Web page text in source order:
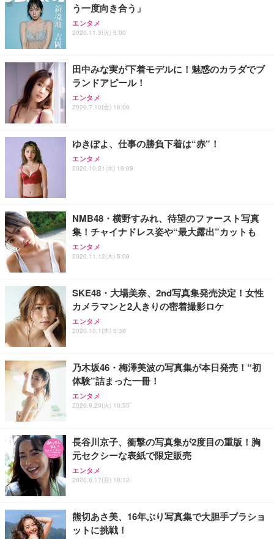
う一度向き合う」
エンタメ
2020.11.3(火) 6:00
田中みな実が下着モデルに！魅惑のカラダでブ
ランドアピール！
エンタメ
2020.7.10(金) 16:06
ゆきぽよ、仕事の勝負下着は“赤”！
エンタメ
2020.10.21(水) 19:09
NMB48・横野すみれ、待望のファースト写真
集！チャイナドレス姿や“最大露出”カットも
エンタメ
2020.11.12(木) 5:00
SKE48・大場美奈、2nd写真集発売決定！女性
カメラマンと2人きりの密着撮影ロケ
エンタメ
2020.10.1(木) 8:38
乃木坂46・梅澤美波の写真集が本日発売！“初
体験”詰まった一冊！
エンタメ
2020.9.29(火) 10:55
長谷川京子、衝撃の写真集が2度目の重版！胸
元セクシーな表紙で限定販売
エンタメ
2020.8.17(月) 18:12
熊切あさ美、16年ぶり写真集で大胆手ブラショ
ットに挑戦！